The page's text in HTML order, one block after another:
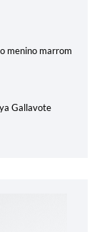
menino marrom
Gallavote